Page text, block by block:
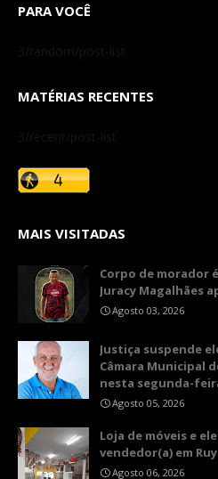
PARA VOCÊ
3/random/post-list
MATÉRIAS RECENTES
3/recent/post-list
MAIS VISITADAS
Corpo de morador
Juracy Magalhães
Agosto 03, 2026
​Justiça suspende
Câmara Municipal
nesta segunda-
Agosto 05, 2026
Loja de móveis e
vendedor(a) em
Agosto 06, 2026